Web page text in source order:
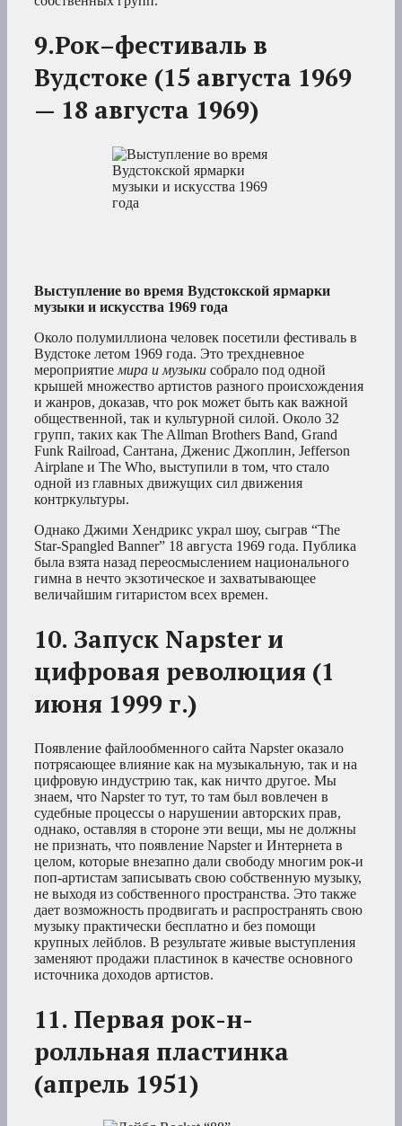
9.Рок–фестиваль в
Вудстоке (15 августа 1969
— 18 августа 1969)
Выступление во время Вудстокской ярмарки
музыки и искусства 1969 года
Около полумиллиона человек посетили фестиваль в
Вудстоке летом 1969 года. Это трехдневное
мероприятие мира и музыки собрало под одной
крышей множество артистов разного происхождения
и жанров, доказав, что рок может быть как важной
общественной, так и культурной силой. Около 32
групп, таких как The Allman Brothers Band, Grand
Funk Railroad, Сантана, Дженис Джоплин, Jefferson
Airplane и The Who, выступили в том, что стало
одной из главных движущих сил движения
контркультуры.
Однако Джими Хендрикс украл шоу, сыграв “The
Star-Spangled Banner” 18 августа 1969 года. Публика
была взята назад переосмыслением национального
гимна в нечто экзотическое и захватывающее
величайшим гитаристом всех времен.
10. Запуск Napster и
цифровая революция (1
июня 1999 г.)
Появление файлообменного сайта Napster оказало
потрясающее влияние как на музыкальную, так и на
цифровую индустрию так, как ничто другое. Мы
знаем, что Napster то тут, то там был вовлечен в
судебные процессы о нарушении авторских прав,
однако, оставляя в стороне эти вещи, мы не должны
не признать, что появление Napster и Интернета в
целом, которые внезапно дали свободу многим рок-и
поп-артистам записывать свою собственную музыку,
не выходя из собственного пространства. Это также
дает возможность продвигать и распространять свою
музыку практически бесплатно и без помощи
крупных лейблов. В результате живые выступления
заменяют продажи пластинок в качестве основного
источника доходов артистов.
11. Первая рок-н-
ролльная пластинка
(апрель 1951)